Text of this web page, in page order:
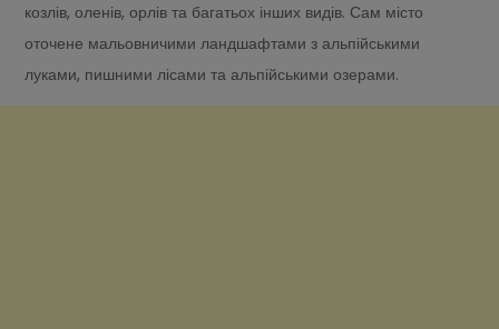
козлів, оленів, орлів та багатьох інших видів. Сам місто
оточене мальовничими ландшафтами з альпійськими
луками, пишними лісами та альпійськими озерами.